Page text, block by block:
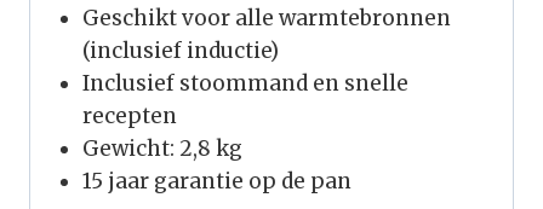
Geschikt voor alle warmtebronnen
(inclusief inductie)
Inclusief stoommand en snelle
recepten
Gewicht: 2,8 kg
15 jaar garantie op de pan